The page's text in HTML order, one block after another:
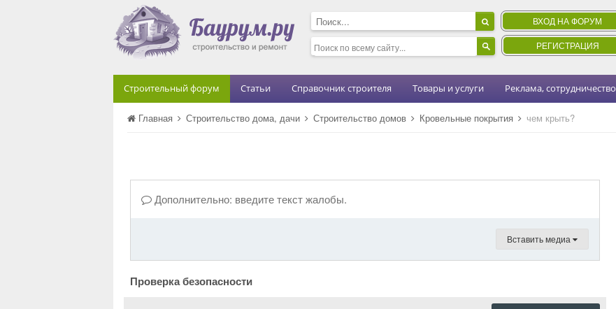
ВХОД НА ФОРУМ
РЕГИСТРАЦИЯ
Строительный форум Статьи Справочник строителя Товары и услуги Реклама, сотрудничество
Главная Строительство дома, дачи Строительство домов Кровельные покрытия чем крыть?
Дополнительно: введите текст жалобы.
Вставить медиа
Проверка безопасности